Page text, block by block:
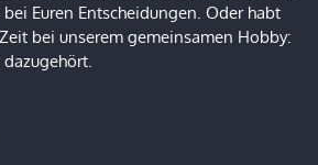
Euren Entscheidungen. Oder habt
bei unserem gemeinsamen Hobby: